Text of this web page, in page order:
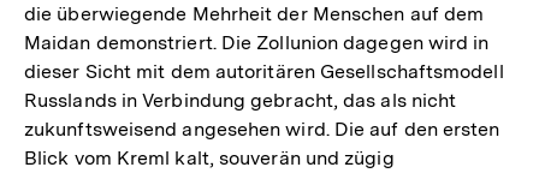
die überwiegende Mehrheit der Menschen auf dem
Maidan demonstriert. Die Zollunion dagegen wird in
dieser Sicht mit dem autoritären Gesellschaftsmodell
Russlands in Verbindung gebracht, das als nicht
zukunftsweisend angesehen wird. Die auf den ersten
Blick vom Kreml kalt, souverän und zügig